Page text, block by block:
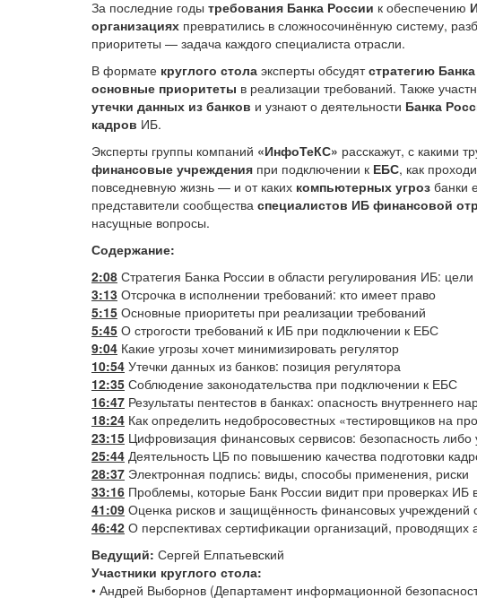
За последние годы требования Банка России к обеспечению
организациях превратились в сложносочинённую систему,
приоритеты — задача каждого специалиста отрасли.
В формате круглого стола эксперты обсудятстратегию
основные приоритеты в реализации требований. Также
утечки данных из банков и узнают о деятельности Банка
кадров ИБ.
Эксперты группы компаний «ИнфоТеКС» расскажут, с какими
финансовые учреждения при подключении к ЕБС, как
повседневную жизнь — и от каких компьютерных угроз банки
представители сообщества специалистов ИБ финансовой
насущные вопросы.
Содержание:
2:08 Стратегия Банка России в области регулирования ИБ: цели
3:13 Отсрочка в исполнении требований: кто имеет право
5:15 Основные приоритеты при реализации требований
5:45 О строгости требований к ИБ при подключении к ЕБС
9:04 Какие угрозы хочет минимизировать регулятор
10:54 Утечки данных из банков: позиция регулятора
12:35 Соблюдение законодательства при подключении к ЕБС
16:47 Результаты пентестов в банках: опасность внутреннего
18:24 Как определить недобросовестных «тестировщиков на
23:15 Цифровизация финансовых сервисов: безопасность либо
25:44 Деятельность ЦБ по повышению качества подготовки
28:37 Электронная подпись: виды, способы применения, риски
33:16 Проблемы, которые Банк России видит при проверках ИБ
41:09 Оценка рисков и защищённость финансовых учреждений
46:42 О перспективах сертификации организаций, проводящих
Ведущий: Сергей Елпатьевский
Участники круглого стола:
• Андрей Выборнов (Департамент информационной